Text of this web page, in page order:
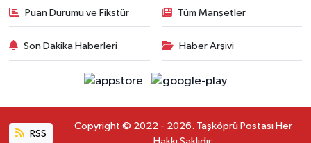
Puan Durumu ve Fikstür Tüm Manşetler
Son Dakika Haberleri Haber Arşivi
RSS
Copyright © 2022 - 2026. Taşköprü Postası Her